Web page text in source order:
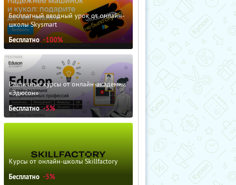
Бесплатный вводный урок от онлайн-
школы Skysmart
Бесплатно -100%
Различные курсы от онлайн-академии
«Эдюсон»
Бесплатно -5%
Курсы от онлайн-школы Skillfactory
Бесплатно -5%